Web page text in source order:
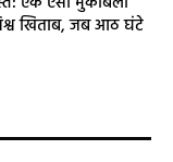
खिताब, जब आठ घंटे